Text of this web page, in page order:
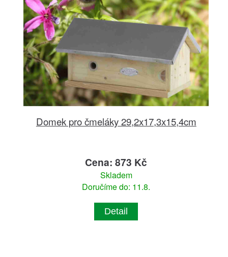
Domek pro čmeláky 29,2x17,3x15,4cm
Cena: 873 Kč
Skladem
Doručíme do: 11.8.
Detail